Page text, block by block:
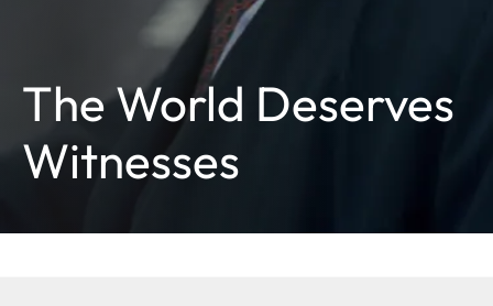
The World Deserves
Witnesses